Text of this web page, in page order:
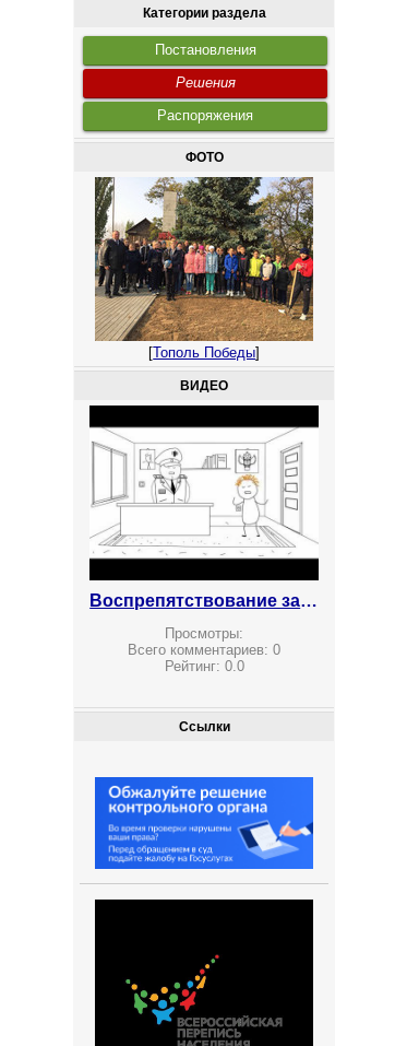
Категории раздела
Постановления
Решения
Распоряжения
ФОТО
[Тополь Победы]
ВИДЕО
Воспрепятствование законной предпринимательской деятельности
Просмотры:
Всего комментариев:0
Рейтинг: 0.0
Ссылки